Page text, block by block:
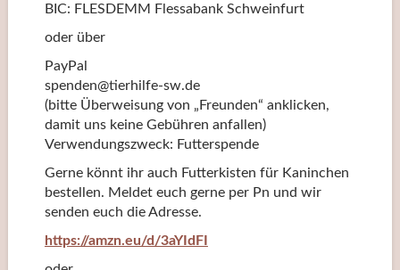
BIC: FLESDEMM Flessabank Schweinfurt
oder über
PayPal
spenden@tierhilfe-sw.de
(bitte Überweisung von „Freunden“ anklicken,
damit uns keine Gebühren anfallen)
Verwendungszweck: Futterspende
Gerne könnt ihr auch Futterkisten für Kaninchen
bestellen. Meldet euch gerne per Pn und wir
senden euch die Adresse.
https://amzn.eu/d/3aYIdFI